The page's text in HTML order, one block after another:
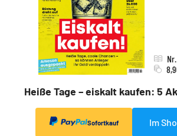
Heiße Tage – eiskalt kaufen: 5
Sofortkauf Im